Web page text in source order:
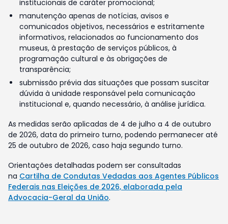
institucionais de caráter promocional;
manutenção apenas de notícias, avisos e
comunicados objetivos, necessários e estritamente
informativos, relacionados ao funcionamento dos
museus, à prestação de serviços públicos, à
programação cultural e às obrigações de
transparência;
submissão prévia das situações que possam suscitar
dúvida à unidade responsável pela comunicação
institucional e, quando necessário, à análise jurídica.
As medidas serão aplicadas de 4 de julho a 4 de outubro
de 2026, data do primeiro turno, podendo permanecer até
25 de outubro de 2026, caso haja segundo turno.
Orientações detalhadas podem ser consultadas
na Cartilha de Condutas Vedadas aos Agentes Públicos
Federais nas Eleições de 2026, elaborada pela
Advocacia-Geral da União.